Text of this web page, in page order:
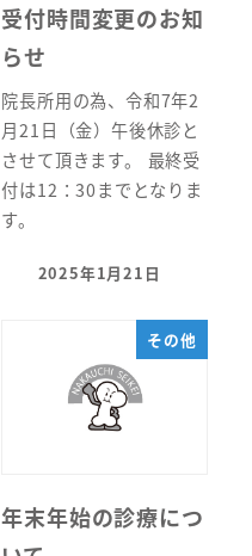
受付時間変更のお知
らせ
院長所用の為、令和7年2
月21日（金）午後休診と
させて頂きます。 最終受
付は12：30までとなりま
す。
投稿日
2025年1月21日
その他
年末年始の診療につ